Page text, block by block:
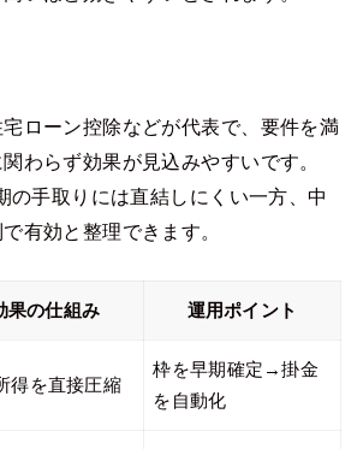
宅ローン控除などが代表で、要件を満
わらず効果が見込みやすいです。
の手取りには直結しにくい一方、中
有効と整理できます。
果の仕組み 運用ポイント
得を直接圧縮
枠を早期確定→掛金
を自動化